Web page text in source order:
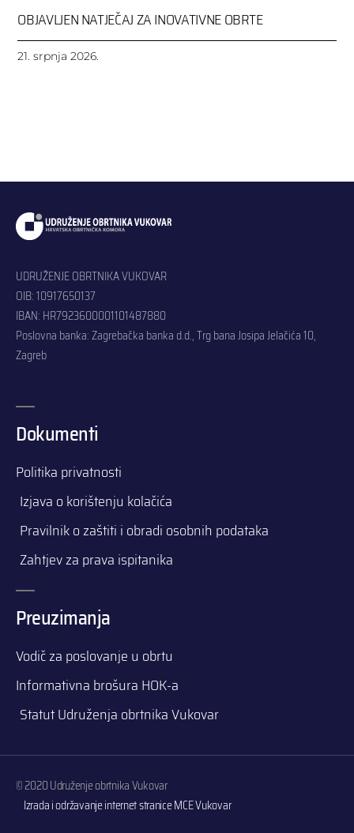
OBJAVLJEN NATJEČAJ ZA INOVATIVNE OBRTE
21. srpnja 2026.
UDRUŽENJE OBRTNIKA VUKOVAR
OIB: 10917650137
IBAN: HR7923600001101487880
Poslovna banka: Zagrebačka banka d.d., Trg bana Josipa Jelačića 10,
Zagreb
Dokumenti
Politika privatnosti
Izjava o korištenju kolačića
Pravilnik o zaštiti i obradi osobnih podataka
Zahtjev za prava ispitanika
Preuzimanja
Vodič za poslovanje u obrtu
Informativna brošura HOK-a
Statut Udruženja obrtnika Vukovar
© 2020 Udruženje obrtnika Vukovar
Izrada i održavanje internet straniceMCE Vukovar